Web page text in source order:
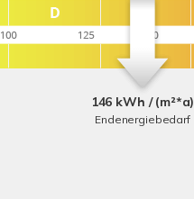
146 kWh / (m²*a)
Endenergiebedarf